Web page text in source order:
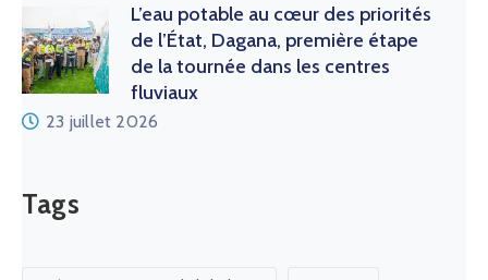
L’eau potable au cœur des priorités
de l’État, Dagana, première étape
de la tournée dans les centres
fluviaux
23 juillet 2026
Tags